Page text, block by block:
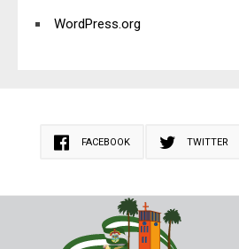
WordPress.org
FACEBOOK TWITTER